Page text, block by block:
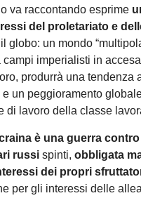
va raccontando esprime
del proletariato e
globo: un mondo
campi imperialisti in
produrrà una tendenza
un peggioramento
di lavoro della classe
è una guerra
russi spinti, obbligata
dei propri
per gli interessi delle